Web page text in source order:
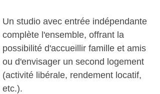
Un studio avec entrée indépendante
complète l'ensemble, offrant la
possibilité d'accueillir famille et amis
ou d'envisager un second logement
(activité libérale, rendement locatif,
etc.).